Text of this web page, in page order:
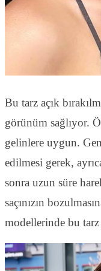
Bu tarz açık
görünüm sağlıyor.
gelinlere uygun.
edilmesi gerek,
sonra uzun süre
saçınızın
modellerinde bu